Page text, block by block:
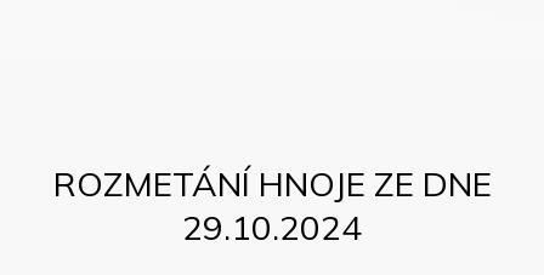
ROZMETÁNÍ HNOJE ZE DNE
29.10.2024